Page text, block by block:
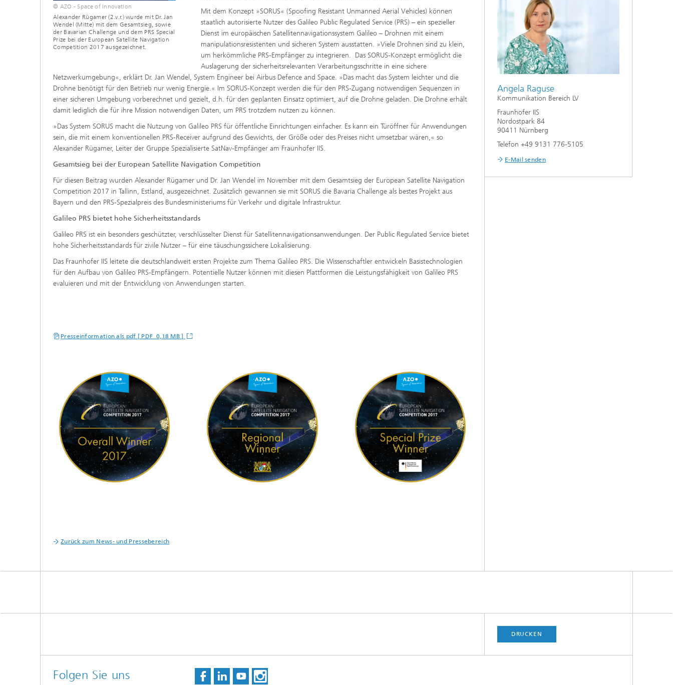
© AZO - Space of Innovation
Alexander Rügamer (2.v.r.) wurde mit Dr. Jan
Wendel (Mitte) mit dem Gesamtsieg, sowie
der Bavarian Challenge und dem PRS Special
Prize bei der European Satellite Navigation
Competition 2017 ausgezeichnet.
Mit dem Konzept »SORUS« (Spoofing Resistant Unmanned Aerial Vehicles) können
staatlich autorisierte Nutzer des Galileo Public Regulated Service (PRS) – ein spezieller
Dienst im europäischen Satellitennavigationssystem Galileo – Drohnen mit einem
manipulationsresistenten und sicheren System ausstatten. »Viele Drohnen sind zu klein,
um herkömmliche PRS-Empfänger zu integrieren. Das SORUS-Konzept ermöglicht die
Auslagerung der sicherheitsrelevanten Verarbeitungsschritte in eine sichere
Netzwerkumgebung«, erklärt Dr. Jan Wendel, System Engineer bei Airbus Defence and Space. »Das macht das System leichter und die
Drohne benötigt für den Betrieb nur wenig Energie.« Im SORUS-Konzept werden die für den PRS-Zugang notwendigen Sequenzen in
einer sicheren Umgebung vorberechnet und gezielt, d.h. für den geplanten Einsatz optimiert, auf die Drohne geladen. Die Drohne erhält
damit lediglich die für ihre Mission notwendigen Daten, um PRS trotzdem nutzen zu können.
»Das System SORUS macht die Nutzung von Galileo PRS für öffentliche Einrichtungen einfacher. Es kann ein Türöffner für Anwendungen
sein, die mit einem konventionellen PRS-Receiver aufgrund des Gewichts, der Größe oder des Preises nicht umsetzbar wären,« so
Alexander Rügamer, Leiter der Gruppe Spezialisierte SatNav-Empfänger am Fraunhofer IIS.
Gesamtsieg bei der European Satellite Navigation Competition
Für diesen Beitrag wurden Alexander Rügamer und Dr. Jan Wendel im November mit dem Gesamtsieg der European Satellite Navigation
Competition 2017 in Tallinn, Estland, ausgezeichnet. Zusätzlich gewannen sie mit SORUS die Bavaria Challenge als bestes Projekt aus
Bayern und den PRS-Spezialpreis des Bundesministeriums für Verkehr und digitale Infrastruktur.
Galileo PRS bietet hohe Sicherheitsstandards
Galileo PRS ist ein besonders geschützter, verschlüsselter Dienst für Satellitennavigationsanwendungen. Der Public Regulated Service bietet
hohe Sicherheitsstandards für zivile Nutzer – für eine täuschungssichere Lokalisierung.
Das Fraunhofer IIS leitete die deutschlandweit ersten Projekte zum Thema Galileo PRS. Die Wissenschaftler entwickeln Basistechnologien
für den Aufbau von Galileo PRS-Empfängern. Potentielle Nutzer können mit diesen Plattformen die Leistungsfähigkeit von Galileo PRS
evaluieren und mit der Entwicklung von Anwendungen starten.
Presseinformation als pdf [ PDF 0,18 MB ]
Zurück zum News- und Pressebereich
Angela Raguse
Kommunikation Bereich LV
Fraunhofer IIS
Nordostpark 84
90411 Nürnberg
Telefon +49 9131 776-5105
E-Mail senden
DRUCKEN
Folgen Sie uns